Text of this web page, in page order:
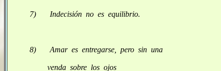
7) Indecisión no es equilibrio.
8) Amar es entregarse, pero sin una
venda sobre los ojos